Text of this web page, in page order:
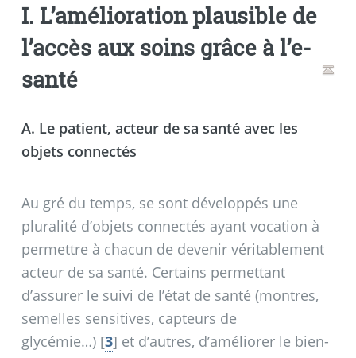
I. L’amélioration plausible de
l’accès aux soins grâce à l’e-
santé
A. Le patient, acteur de sa santé avec les
objets connectés
Au gré du temps, se sont développés une
pluralité d’objets connectés ayant vocation à
permettre à chacun de devenir véritablement
acteur de sa santé. Certains permettant
d’assurer le suivi de l’état de santé (montres,
semelles sensitives, capteurs de
glycémie…)[3] et d’autres, d’améliorer le bien-